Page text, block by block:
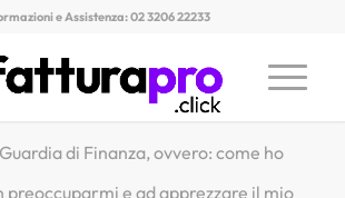
e Assistenza: 02 3206 22233
di Finanza, ovvero: come ho
preoccuparmi e ad apprezzare il mio